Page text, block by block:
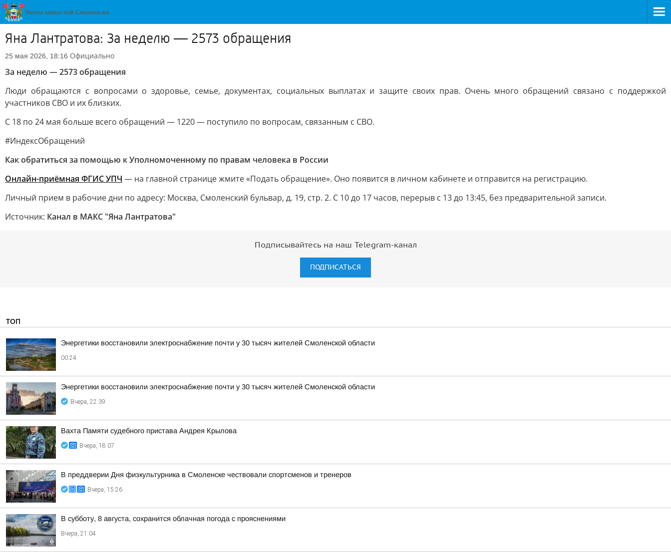
Яна Лантратова: За неделю — 2573 обращения
25 мая 2026, 18:16 Официально
За неделю — 2573 обращения
Люди обращаются с вопросами о здоровье, семье, документах, социальных выплатах и защите своих прав. Очень много обращений связано с поддержкой
участников СВО и их близких.
С 18 по 24 мая больше всего обращений — 1220 — поступило по вопросам, связанным с СВО.
#ИндексОбращений
Как обратиться за помощью к Уполномоченному по правам человека в России
Онлайн-приёмная ФГИС УПЧ — на главной странице жмите «Подать обращение». Оно появится в личном кабинете и отправится на регистрацию.
Личный прием в рабочие дни по адресу: Москва, Смоленский бульвар, д. 19, стр. 2. С 10 до 17 часов, перерыв с 13 до 13:45, без предварительной записи.
Источник: Канал в МАКС "Яна Лантратова"
Подписывайтесь на наш Telegram-канал
ПОДПИСАТЬСЯ
ТОП
Энергетики восстановили электроснабжение почти у 30 тысяч жителей Смоленской области
00:24
Энергетики восстановили электроснабжение почти у 30 тысяч жителей Смоленской области
Вчера, 22:39
Вахта Памяти судебного пристава Андрея Крылова
Вчера, 18:07
В преддверии Дня физкультурника в Смоленске чествовали спортсменов и тренеров
Вчера, 15:26
В субботу, 8 августа, сохранится облачная погода с прояснениями
Вчера, 21:04